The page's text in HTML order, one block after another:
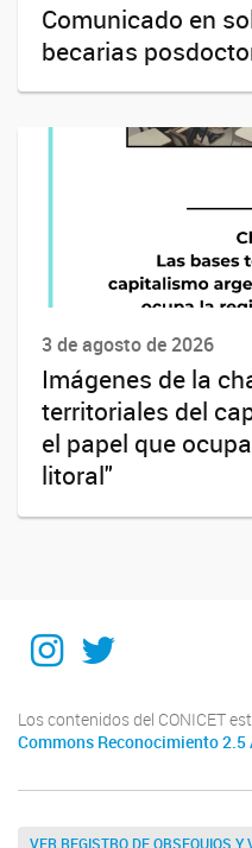
Comunicado en
becarias
3 de agosto de 2026
Imágenes de la
territoriales del
el papel que
litoral"
Instagram
Twitter
Los contenidos del CONICET
Commons Reconocimiento
VER REGISTRO DE OBSEQUIOS